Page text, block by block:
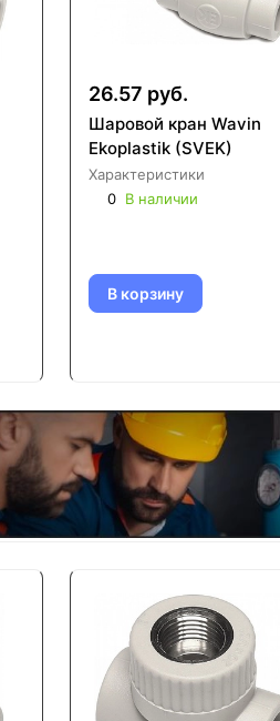
26.57 руб.
Шаровой кран Wavin
Ekoplastik (SVEK)
Характеристики
0 В наличии
В корзину